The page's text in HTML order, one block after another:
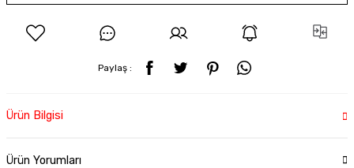
Paylaş :
Ürün Bilgisi
Ürün Yorumları